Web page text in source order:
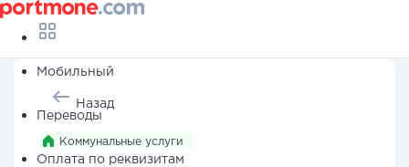
Мобильный
Переводы
Оплата по реквизитам
Назад
Коммунальные услуги